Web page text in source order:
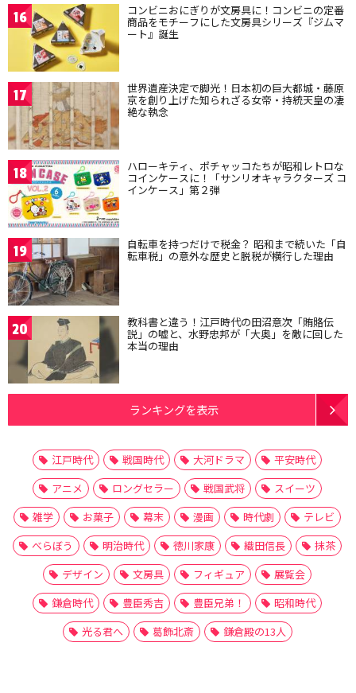
16 コンビニおにぎりが文房具に！コンビニの定番
商品をモチーフにした文房具シリーズ『ジムマ
ート』誕生
17 世界遺産決定で脚光！日本初の巨大都城・藤原
京を創り上げた知られざる女帝・持統天皇の凄
絶な執念
18 ハローキティ、ポチャッコたちが昭和レトロな
コインケースに！「サンリオキャラクターズ コ
インケース」第２弾
19 自転車を持つだけで税金？ 昭和まで続いた「自
転車税」の意外な歴史と脱税が横行した理由
20 教科書と違う！江戸時代の田沼意次「賄賂伝
説」の嘘と、水野忠邦が「大奥」を敵に回した
本当の理由
ランキングを表示
江戸時代 戦国時代 大河ドラマ
平安時代
アニメ
ロングセラー 戦国武将
スイーツ
雑学
お菓子 幕末 漫画 時代劇
テレビ
べらぼう
明治時代 徳川家康 織田信長
抹茶
デザイン
文房具 フィギュア
展覧会
鎌倉時代
豊臣秀吉 豊臣兄弟！
昭和時代
光る君へ
葛飾北斎 鎌倉殿の13人